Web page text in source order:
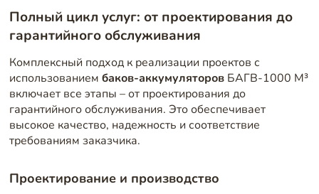
Полный цикл услуг: от проектирования до
гарантийного обслуживания
Комплексный подход к реализации проектов с
использованием баков-аккумуляторовБАГВ-1000 М³
включает все этапы – от проектирования до
гарантийного обслуживания. Это обеспечивает
высокое качество, надежность и соответствие
требованиям заказчика.
Проектирование и производство